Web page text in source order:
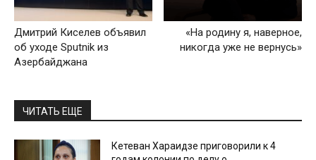
Дмитрий Киселев объявил
об уходе Sputnik из
Азербайджана
«На родину я, наверное,
никогда уже не вернусь»
ЧИТАТЬ ЕЩЕ
Кетеван Хараидзе приговорили к 4